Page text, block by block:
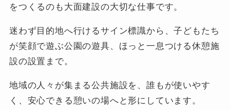
をつくるのも大面建設の大切な仕事です。
迷わず目的地へ行けるサイン標識から、子どもたち
が笑顔で遊ぶ公園の遊具、ほっと一息つける休憩施
設の設置まで。
地域の人々が集まる公共施設を、誰もが使いやす
く、安心できる憩いの場へと形にしています。